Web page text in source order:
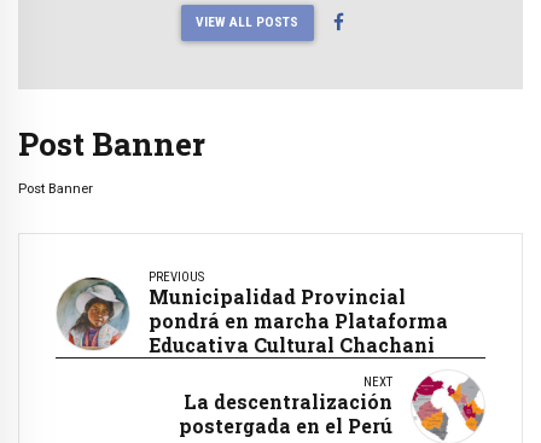
VIEW ALL POSTS
Post Banner
Post Banner
PREVIOUS
Municipalidad Provincial
pondrá en marcha Plataforma
Educativa Cultural Chachani
NEXT
La descentralización
postergada en el Perú